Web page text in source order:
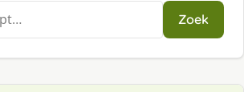
Zoek